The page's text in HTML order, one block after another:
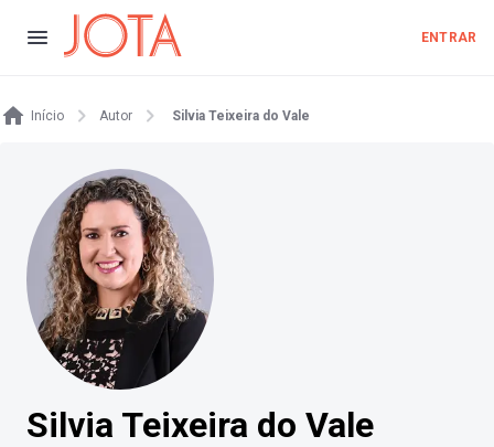
ENTRAR
Início Autor Silvia Teixeira do Vale
Silvia Teixeira do Vale